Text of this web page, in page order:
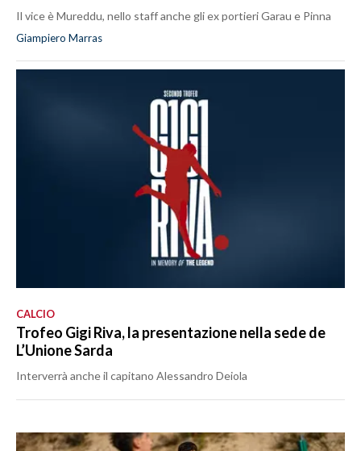
Il vice è Mureddu, nello staff anche gli ex portieri Garau e Pinna
Giampiero Marras
CALCIO
Trofeo Gigi Riva, la presentazione nella sede de
L’Unione Sarda
Interverrà anche il capitano Alessandro Deiola